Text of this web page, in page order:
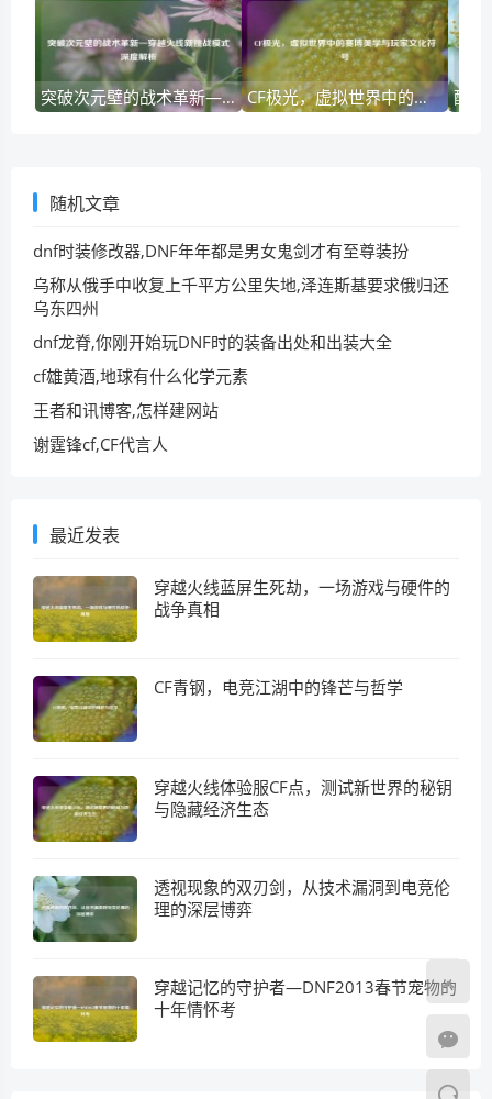
突破次元壁的战术革新—穿越火线新挑战模式深度解析 CF极光，虚拟世界中的赛博美学与玩家文化符号
随机文章
dnf时装修改器,DNF年年都是男女鬼剑才有至尊装扮
乌称从俄手中收复上千平方公里失地,泽连斯基要求俄归还
乌东四州
dnf龙脊,你刚开始玩DNF时的装备出处和出装大全
cf雄黄酒,地球有什么化学元素
王者和讯博客,怎样建网站
谢霆锋cf,CF代言人
最近发表
穿越火线蓝屏生死劫，一场游戏与硬件的
战争真相
CF青钢，电竞江湖中的锋芒与哲学
穿越火线体验服CF点，测试新世界的秘钥
与隐藏经济生态
透视现象的双刃剑，从技术漏洞到电竞伦
理的深层博弈
穿越记忆的守护者—DNF2013春节宠物的
十年情怀考